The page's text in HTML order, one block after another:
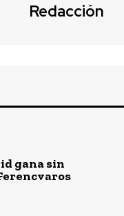
Redacción
gana sin